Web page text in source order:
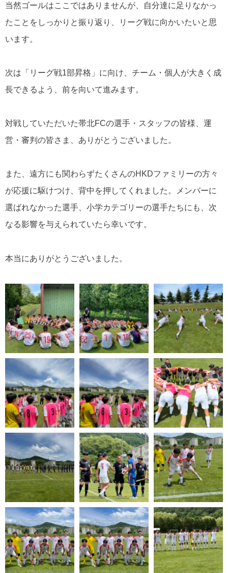
当然ゴールはここではありませんが、自分達に足りなかっ
たことをしっかりと振り返り、リーグ戦に向かいたいと思
います。
次は「リーグ戦1部昇格」に向け、チーム・個人が大きく成
長できるよう、前を向いて進みます。
対戦していただいた帯北FCの選手・スタッフの皆様、運
営・審判の皆さま、ありがとうございました。
また、遠方にも関わらずたくさんのHKDファミリーの方々
が応援に駆けつけ、背中を押してくれました。
メンバーに
選ばれなかった選手、小学カテゴリーの選手たちにも、次
なる影響を与えられていたら幸いです。
本当にありがとうございました。